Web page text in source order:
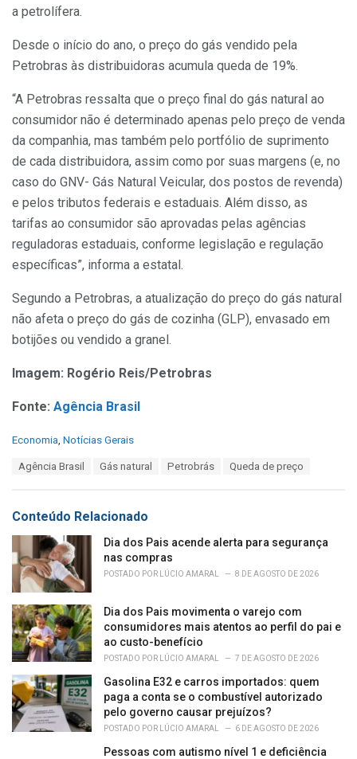
a petrolífera.
Desde o início do ano, o preço do gás vendido pela
Petrobras às distribuidoras acumula queda de 19%.
“A Petrobras ressalta que o preço final do gás natural ao
consumidor não é determinado apenas pelo preço de venda
da companhia, mas também pelo portfólio de suprimento
de cada distribuidora, assim como por suas margens (e, no
caso do GNV- Gás Natural Veicular, dos postos de revenda)
e pelos tributos federais e estaduais. Além disso, as
tarifas ao consumidor são aprovadas pelas agências
reguladoras estaduais, conforme legislação e regulação
específicas”, informa a estatal.
Segundo a Petrobras, a atualização do preço do gás natural
não afeta o preço do gás de cozinha (GLP), envasado em
botijões ou vendido a granel.
Imagem: Rogério Reis/Petrobras
Fonte: Agência Brasil
C
o
r
i
e
s
:
Economia Notícias Gerais
:
Agência Brasil Gás natural Petrobrás Queda de preço
Conteúdo Relacionado
Dia dos Pais acende alerta para segurança
nas compras
POSTADO POR LÚCIO AMARAL 8 DE AGOSTO DE 2026
Dia dos Pais movimenta o varejo com
consumidores mais atentos ao perfil do pai e
ao custo-benefício
POSTADO POR LÚCIO AMARAL 7 DE AGOSTO DE 2026
Gasolina E32 e carros importados: quem
paga a conta se o combustível autorizado
pelo governo causar prejuízos?
POSTADO POR LÚCIO AMARAL 6 DE AGOSTO DE 2026
Pessoas com autismo nível 1 e deficiência